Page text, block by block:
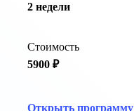
2 недели
Стоимость
5900 ₽
Открыть программу